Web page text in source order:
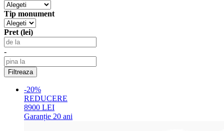
Tip monument
Pret (lei)
-
-20%
REDUCERE
8900 LEI
Garanție 20 ani